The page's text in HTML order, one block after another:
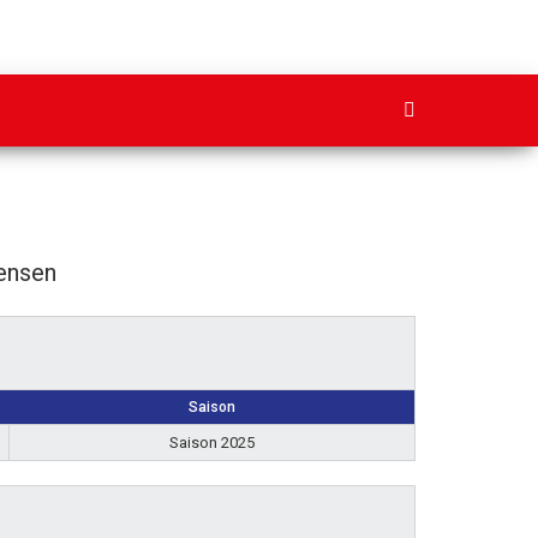
Saison
Saison 2025